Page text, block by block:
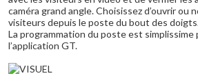
caméra grand angle. Choisissez d’ouvrir ou
visiteurs depuis le poste du bout des
La programmation du poste est simplissime
l’application GT.